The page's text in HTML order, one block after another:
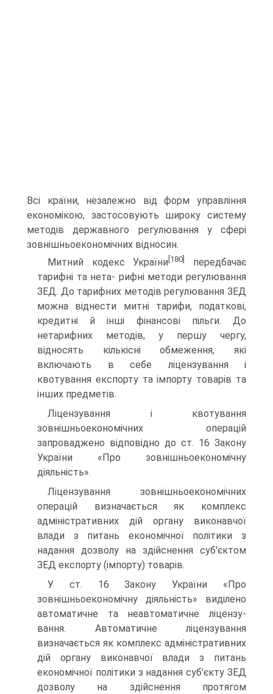
Всі країни, незалежно від форм управління
економікою, застосовують широку систему
методів державного регулювання у сфері
зовнішньоеконо­мічних відносин.
Митний кодекс України [180]
передбачає
тарифні та нета- рифні методи регулювання
ЗЕД. До тарифних методів ре­гулювання ЗЕД
можна віднести митні тарифи, податкові,
кредитні й інші фінансові пільги. До
нетарифних методів, у першу чергу,
відносять кількісні обмеження, які
включають в себе ліцензування і
квотування експорту та імпорту това­рів та
інших предметів.
Ліцензування і квотування
зовнішньоекономічних опе­рацій
запроваджено відповідно до ст. 16 Закону
України «Про зовнішньоекономічну
діяльність».
Ліцензування зовнішньоекономічних
операцій визнача­ється як комплекс
адміністративних дій органу виконавчої
влади з питань економічної політики з
надання дозволу на здійснення суб'єктом
ЗЕД експорту (імпорту) товарів.
У ст. 16 Закону України «Про
зовнішньоекономічну дія­льність» виділено
автоматичне та неавтоматичне ліцензу­
вання. Автоматичне ліцензування
визначається як ком­плекс адміністративних
дій органу виконавчої влади з питань
економічної політики з надання суб'єкту ЗЕД
дозво­лу на здійснення протягом